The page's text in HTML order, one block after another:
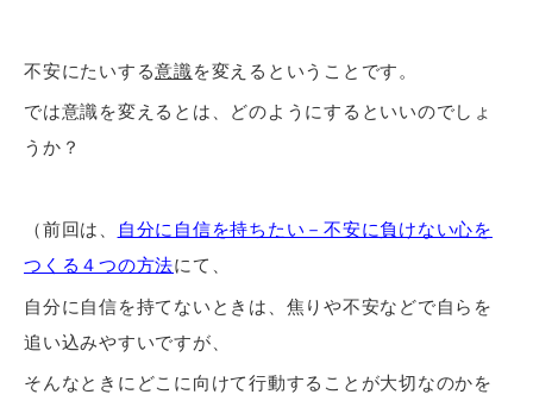
不安にたいする意識を変えるということです。
では意識を変えるとは、どのようにするといいのでしょ
うか？
（前回は、
自分に自信を持ちたい－不安に負けない心を
つくる４つの方法にて、
自分に自信を持てないときは、焦りや不安などで自らを
追い込みやすいですが、
そんなときにどこに向けて行動することが大切なのかを